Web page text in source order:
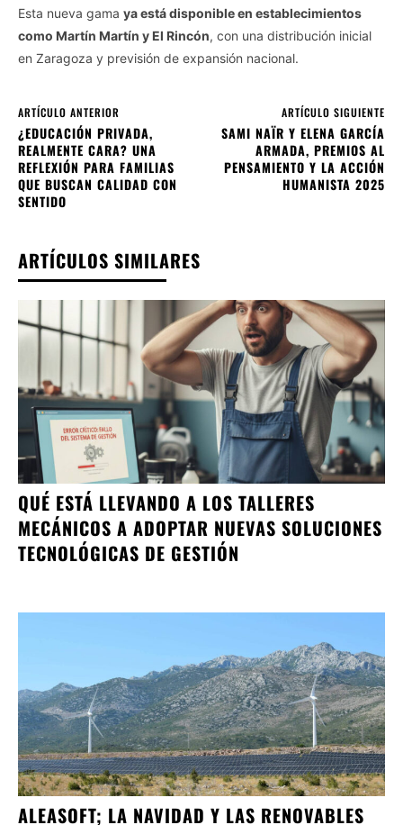
Esta nueva gama ya está disponible en establecimientos
como Martín Martín y El Rincón, con una distribución inicial
en Zaragoza y previsión de expansión nacional.
ARTÍCULO ANTERIOR
¿EDUCACIÓN PRIVADA,
REALMENTE CARA? UNA
REFLEXIÓN PARA FAMILIAS
QUE BUSCAN CALIDAD CON
SENTIDO
ARTÍCULO SIGUIENTE
SAMI NAÏR Y ELENA GARCÍA
ARMADA, PREMIOS AL
PENSAMIENTO Y LA ACCIÓN
HUMANISTA 2025
ARTÍCULOS SIMILARES
QUÉ ESTÁ LLEVANDO A LOS TALLERES
MECÁNICOS A ADOPTAR NUEVAS SOLUCIONES
TECNOLÓGICAS DE GESTIÓN
ALEASOFT; LA NAVIDAD Y LAS RENOVABLES